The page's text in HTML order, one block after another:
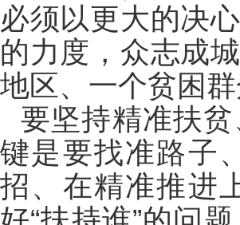
必须以更大的决
的力度，众志成
地区、一个贫困群
要坚持精准扶
键是要找准路子
招、在精准推进